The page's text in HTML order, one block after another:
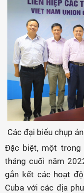
Các đại biểu chụp
Đặc biệt, một
tháng cuối năm
gắn kết các hoạt
Cuba với các địa